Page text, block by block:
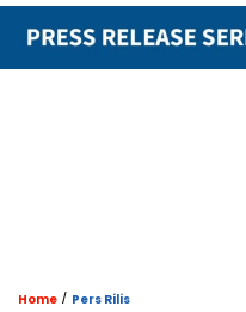
Home / Pers Rilis